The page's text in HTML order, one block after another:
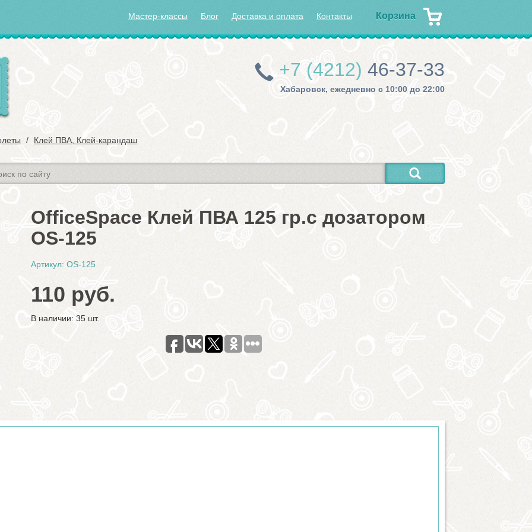
Корзина
Мастер-классы Блог Доставка и оплата Контакты
+7 (4212) 46-37-33
Хабаровск, ежедневно с 10:00 до 22:00
Клей ПВА, Клей-карандаш
OfficeSpace Клей ПВА 125 гр.с дозатором
OS-125
Артикул: OS-125
110 руб.
В наличии: 35 шт.